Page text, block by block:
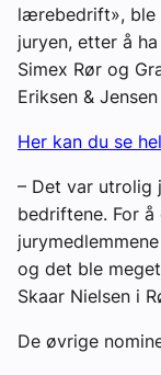
lærebedrift», ble
juryen, etter å
Simex Rør og
Eriksen &
Her kan du se
– Det var utrolig
bedriftene. For
og det ble
Skaar Nielsen i
De øvrige